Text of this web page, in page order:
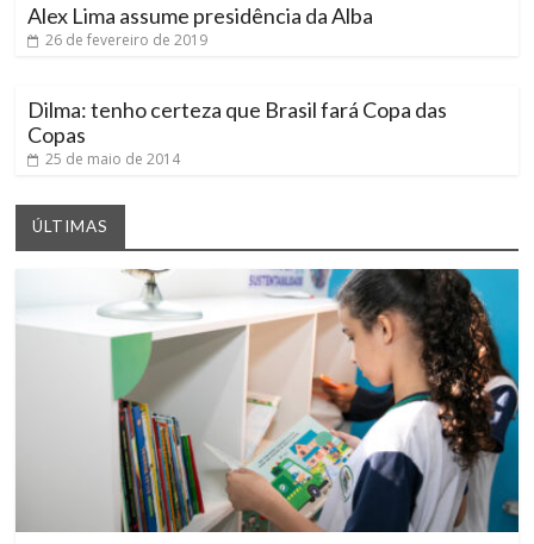
Alex Lima assume presidência da Alba
26 de fevereiro de 2019
Dilma: tenho certeza que Brasil fará Copa das
Copas
25 de maio de 2014
ÚLTIMAS